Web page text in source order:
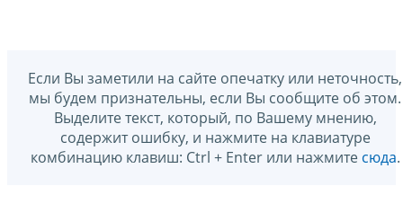
Если Вы заметили на сайте опечатку или неточность,
мы будем признательны, если Вы сообщите об этом.
Выделите текст, который, по Вашему мнению,
содержит ошибку, и нажмите на клавиатуре
комбинацию клавиш: Ctrl + Enter или нажмите сюда.